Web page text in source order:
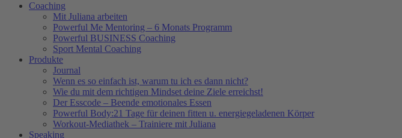
Coaching
Mit Juliana arbeiten
Powerful Me Mentoring – 6 Monats Programm
Powerful BUSINESS Coaching
Sport Mental Coaching
Produkte
Journal
Wenn es so einfach ist, warum tu ich es dann nicht?
Wie du mit dem richtigen Mindset deine Ziele erreichst!
Der Esscode – Beende emotionales Essen
Powerful Body:21 Tage für deinen fitten u. energiegeladenen Körper
Workout-Mediathek – Trainiere mit Juliana
Speaking